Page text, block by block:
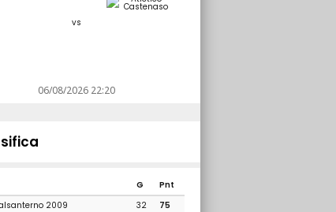
vs
06/08/2026 22:20
G
Pnt
2009 32
75